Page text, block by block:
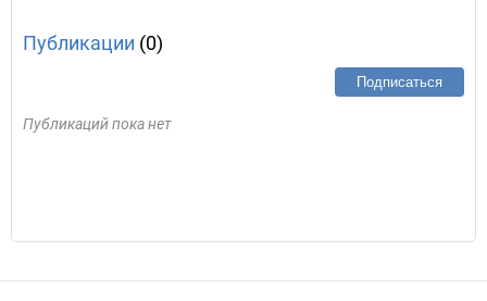
Публикации (0)
Подписаться
Публикаций пока нет